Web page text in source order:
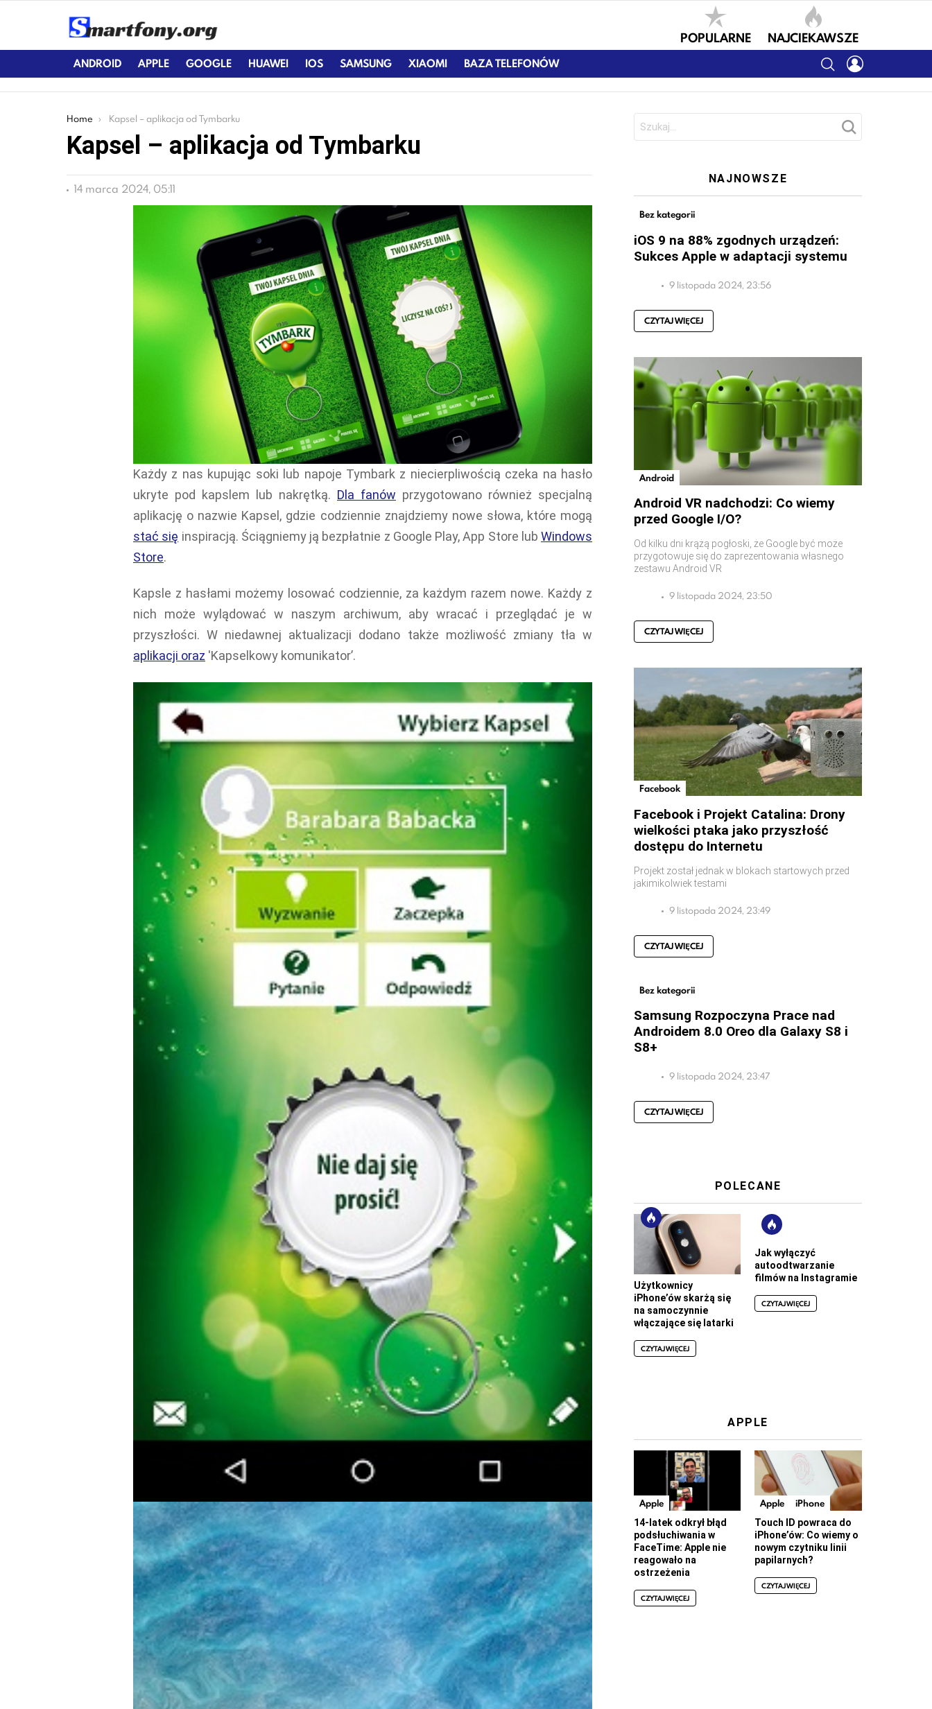
POPULARNE NAJCIEKAWSZE
ANDROID APPLE GOOGLE HUAWEI IOS SAMSUNG XIAOMI BAZA TELEFONÓW SEARCH
You are here:
Home Kapsel – aplikacja od Tymbarku
Kapsel – aplikacja od Tymbarku
14 marca 2024, 05:11
Każdy z nas kupując soki lub napoje Tymbark z niecierpliwością czeka na hasło
ukryte pod kapslem lub nakrętką. Dla fanów przygotowano również specjalną
aplikację o nazwie Kapsel, gdzie codziennie znajdziemy nowe słowa, które mogą
stać się inspiracją. Ściągniemy ją bezpłatnie z Google Play, App Store lub Windows
Store.
Kapsle z hasłami możemy losować codziennie, za każdym razem nowe. Każdy z
nich może wylądować w naszym archiwum, aby wracać i przeglądać je w
przyszłości. W niedawnej aktualizacji dodano także możliwość zmiany tła w
aplikacji oraz 'Kapselkowy komunikator’.
NAJNOWSZE
Bez kategorii
iOS 9 na 88% zgodnych urządzeń:
Sukces Apple w adaptacji systemu
9 listopada 2024, 23:56
CZYTAJ WIĘCEJ
Android
Android VR nadchodzi: Co wiemy
przed Google I/O?
Od kilku dni krążą pogłoski, że Google być może
przygotowuje się do zaprezentowania własnego
zestawu Android VR
9 listopada 2024, 23:50
CZYTAJ WIĘCEJ
Facebook
Facebook i Projekt Catalina: Drony
wielkości ptaka jako przyszłość
dostępu do Internetu
Projekt został jednak w blokach startowych przed
jakimikolwiek testami
9 listopada 2024, 23:49
CZYTAJ WIĘCEJ
Bez kategorii
Samsung Rozpoczyna Prace nad
Androidem 8.0 Oreo dla Galaxy S8 i
S8+
9 listopada 2024, 23:47
CZYTAJ WIĘCEJ
POLECANE
Użytkownicy
iPhone’ów skarżą się
na samoczynnie
włączające się latarki
CZYTAJ WIĘCEJ
Jak wyłączyć
autoodtwarzanie
filmów na Instagramie
CZYTAJ WIĘCEJ
APPLE
Apple
14-latek odkrył błąd
podsłuchiwania w
FaceTime: Apple nie
reagowało na
ostrzeżenia
CZYTAJ WIĘCEJ
Apple iPhone
Touch ID powraca do
iPhone’ów: Co wiemy o
nowym czytniku linii
papilarnych?
CZYTAJ WIĘCEJ